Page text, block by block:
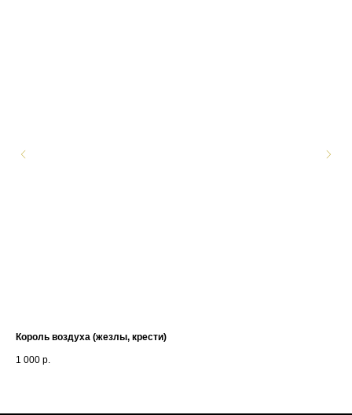
Король воздуха (жезлы, крести)
1 000 р.